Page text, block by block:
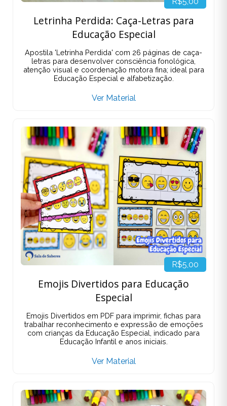
Letrinha Perdida: Caça-Letras para
Educação Especial
Apostila 'Letrinha Perdida' com 26 páginas de caça-
letras para desenvolver consciência fonológica,
atenção visual e coordenação motora fina; ideal para
Educação Especial e alfabetização.
Ver Material
R$5,00
Emojis Divertidos para Educação
Especial
Emojis Divertidos em PDF para imprimir, fichas para
trabalhar reconhecimento e expressão de emoções
com crianças da Educação Especial, indicado para
Educação Infantil e anos iniciais.
Ver Material